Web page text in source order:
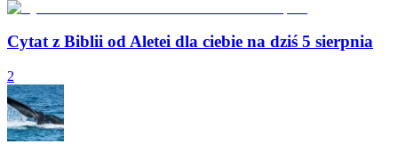
Cytat z Biblii od Aletei dla ciebie na dziś 5 sierpnia
2